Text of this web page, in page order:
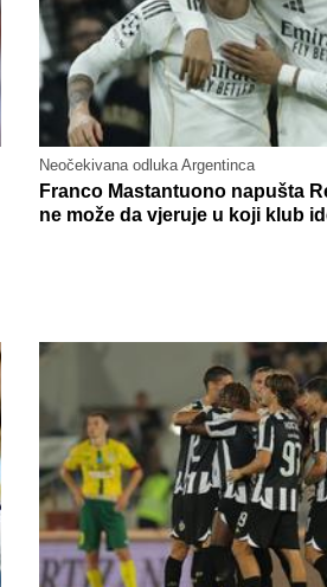
Neočekivana odluka Argentinca
Franco Mastantuono napušta
ne može da vjeruje u koji klub